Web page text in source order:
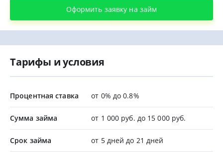
Оформить заявку на займ
Тарифы и условия
Процентная ставка от 0% до 0.8%
Сумма займа от 1 000 руб. до 15 000 руб.
Срок займа от 5 дней до 21 дней